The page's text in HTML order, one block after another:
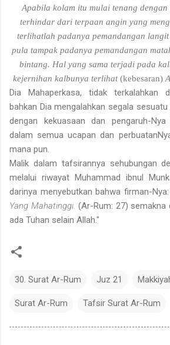
Apabila kolam itu mulai tenang
terhindar dari terpaan angin yang
terlihatlah padanya pemandangan
pula tampak padanya pemandangan
bintang. Hal yang sama terjadi pada
kejernihan kalbunya terlihat(kebesaran)
Dia Mahaperkasa, tidak terkalahkan
bahkan Dia mengalahkan segala
dengan kekuasaan dan pengaruh-Nya
dalam semua ucapan dan
mana pun.
Malik dalam tafsirannya sehubungan
melalui riwayat Muhammad ibnul
darinya menyebutkan bahwa firman-Nya:
Yang Mahatinggi. (Ar-Rum: 27) semakna
ada Tuhan selain Allah."
30. Surat Ar-Rum Juz 21
Surat Ar-Rum Tafsir Surat Ar-Rum